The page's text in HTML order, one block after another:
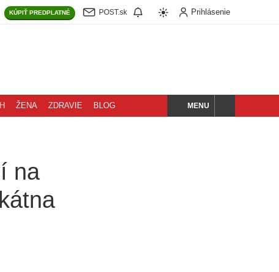
KÚPIŤ PREDPLATNÉ POST.sk Prihlásenie
ŽENA ZDRAVIE BLOG HĽADAJMENU
na